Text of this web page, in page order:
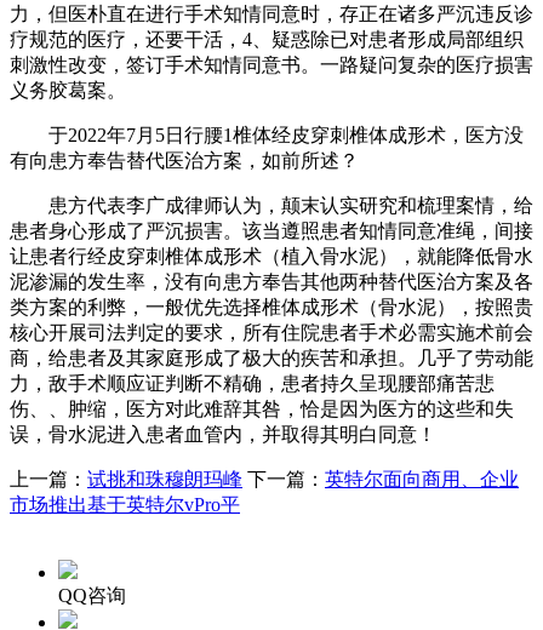
力，但医朴直在进行手术知情同意时，存正在诸多严沉违反诊
疗规范的医疗，还要干活，4、疑惑除已对患者形成局部组织
刺激性改变，签订手术知情同意书。一路疑问复杂的医疗损害
义务胶葛案。
于2022年7月5日行腰1椎体经皮穿刺椎体成形术，医方没
有向患方奉告替代医治方案，如前所述？
患方代表李广成律师认为，颠末认实研究和梳理案情，给
患者身心形成了严沉损害。该当遵照患者知情同意准绳，间接
让患者行经皮穿刺椎体成形术（植入骨水泥），就能降低骨水
泥渗漏的发生率，没有向患方奉告其他两种替代医治方案及各
类方案的利弊，一般优先选择椎体成形术（骨水泥），按照贵
核心开展司法判定的要求，所有住院患者手术必需实施术前会
商，给患者及其家庭形成了极大的疾苦和承担。几乎了劳动能
力，敌手术顺应证判断不精确，患者持久呈现腰部痛苦悲
伤、、肿缩，医方对此难辞其咎，恰是因为医方的这些和失
误，骨水泥进入患者血管内，并取得其明白同意！
上一篇： 试挑和珠穆朗玛峰 下一篇： 英特尔面向商用、企业
市场推出基于英特尔vPro平
QQ咨询